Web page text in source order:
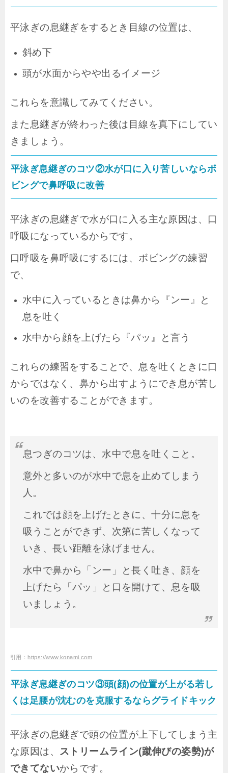
平泳ぎの息継ぎをするとき目線の位置は、
斜め下
頭が水面からやや出るイメージ
これらを意識してみてください。
また息継ぎが終わった後は目線を真下にしてい
きましょう。
平泳ぎ息継ぎのコツ②水が口に入り苦しいならボ
ビングで鼻呼吸に改善
平泳ぎの息継ぎで水が口に入る主な原因は、口
呼吸になっているからです。
口呼吸を鼻呼吸にするには、ボビングの練習
で、
水中に入っているときは鼻から『ンー』と
息を吐く
水中から顔を上げたら『パッ』と言う
これらの練習をすることで、息を吐くときに口
からではなく、鼻から出すようにでき息が苦し
いのを改善することができます。
息つぎのコツは、水中で息を吐くこと。
意外と多いのが水中で息を止めてしまう
人。
これでは顔を上げたときに、十分に息を
吸うことができず、次第に苦しくなって
いき、長い距離を泳げません。
水中で鼻から「ンー」と長く吐き、顔を
上げたら「パッ」と口を開けて、息を吸
いましょう。
引用：https://www.konami.com
平泳ぎ息継ぎのコツ③頭(顔)の位置が上がる若し
くは足腰が沈むのを克服するならグライドキック
平泳ぎの息継ぎで頭の位置が上下してしまう主
な原因は、 ストリームライン(蹴伸びの姿勢)が
できてないからです。